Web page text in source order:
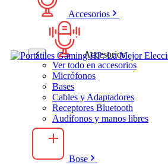
Accesorios
Accesorios
Ver todo en accesorios
Micrófonos
Bases
Cables y Adaptadores
Receptores Bluetooth
Audífonos y manos libres
Bose